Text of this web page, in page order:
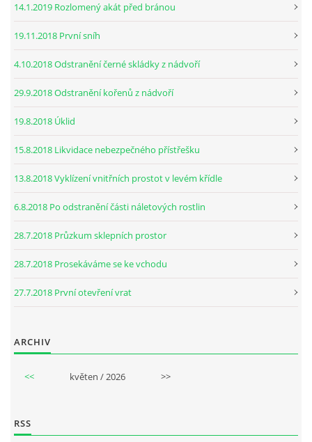
14.1.2019 Rozlomený akát před bránou
19.11.2018 První sníh
4.10.2018 Odstranění černé skládky z nádvoří
29.9.2018 Odstranění kořenů z nádvoří
19.8.2018 Úklid
15.8.2018 Likvidace nebezpečného přístřešku
13.8.2018 Vyklízení vnitřních prostot v levém křídle
6.8.2018 Po odstranění části náletových rostlin
28.7.2018 Průzkum sklepních prostor
28.7.2018 Prosekáváme se ke vchodu
27.7.2018 První otevření vrat
ARCHIV
<< květen / 2026 >>
RSS